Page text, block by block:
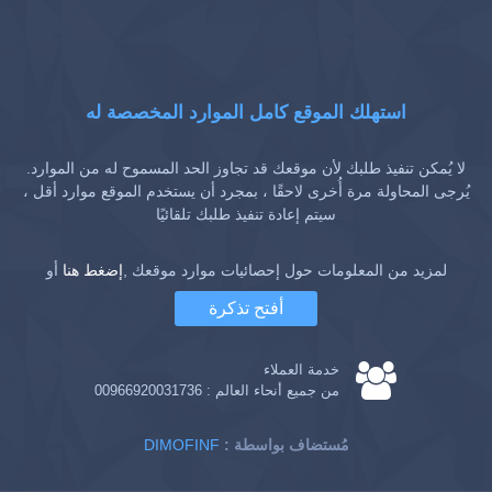
استهلك الموقع كامل الموارد المخصصة له
لا يُمكن تنفيذ طلبك لأن موقعك قد تجاوز الحد المسموح له من الموارد.
يُرجى المحاولة مرة أُخرى لاحقًا ، بمجرد أن يستخدم الموقع موارد أقل ،
سيتم إعادة تنفيذ طلبك تلقائيًا
لمزيد من المعلومات حول إحصائيات موارد موقعك ,إضغط هنا أو
أفتح تذكرة
خدمة العملاء
من جميع أنحاء العالم : 00966920031736
DIMOFINF : مُستضاف بواسطة